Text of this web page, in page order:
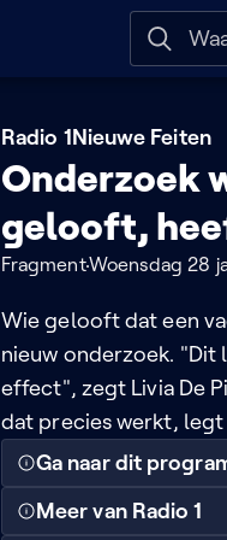
Naar help
Radio 1 Nieuwe Feiten
Onderzoek
gelooft,
FragmentWoensdag 28
Wie gelooft dat een
nieuw onderzoek.
effect", zegt Livia De
dat precies werkt, legt
Ga naar dit
Meer van Radio 1